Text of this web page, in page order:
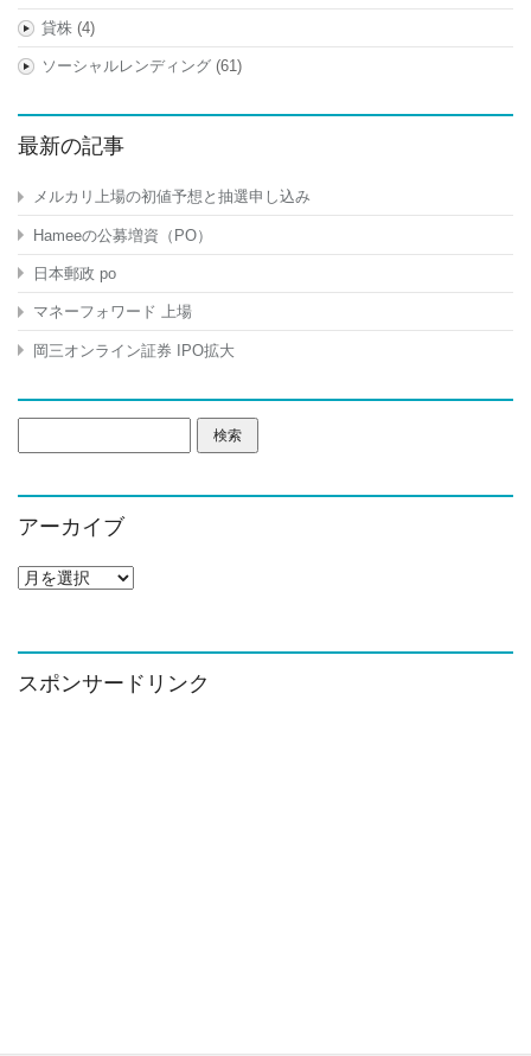
貸株(4)
ソーシャルレンディング(61)
最新の記事
メルカリ上場の初値予想と抽選申し込み
Hameeの公募増資（PO）
日本郵政 po
マネーフォワード 上場
岡三オンライン証券 IPO拡大
索:
アーカイブ
ア
イ
ブ
スポンサードリンク